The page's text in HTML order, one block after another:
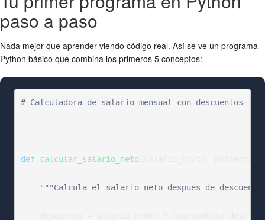
paso a paso
Nada mejor que aprender viendo código real. Así se ve un programa
Python básico que combina los primeros 5 conceptos:
# Calculadora de salario mensual con descuentos
def calcular_salario_neto(salario_bruto,
"""Calcula el salario neto despues de